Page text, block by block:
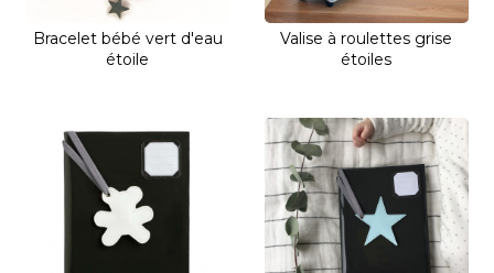
Bracelet bébé vert d'eau
étoile
Valise à roulettes grise
étoiles